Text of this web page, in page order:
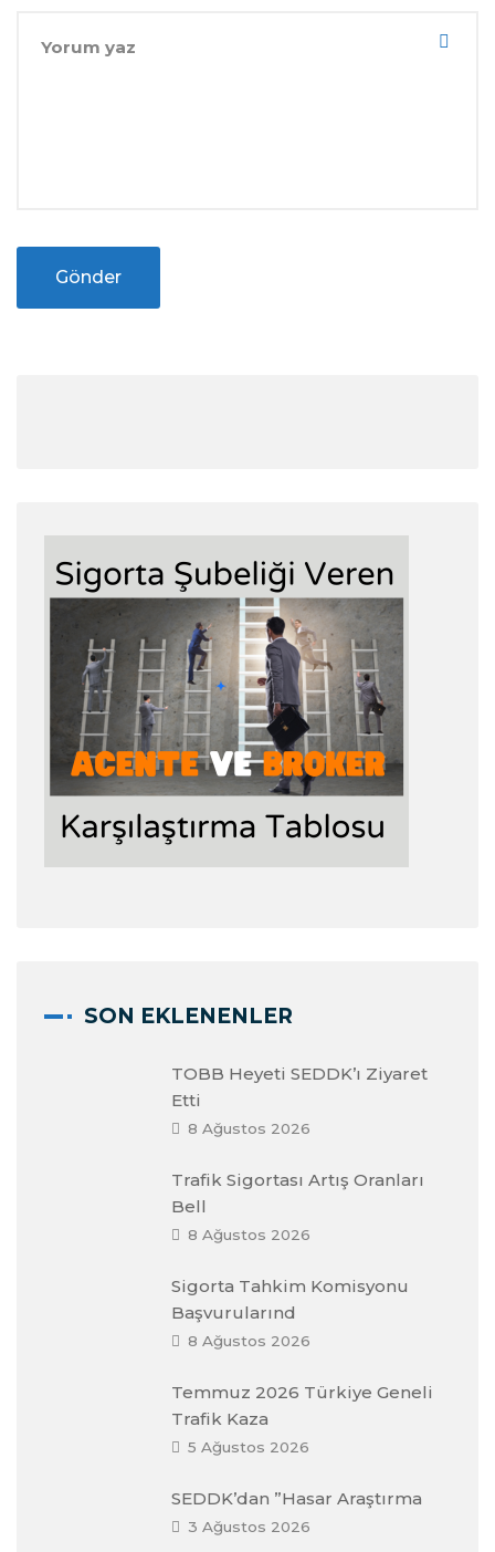
SON EKLENENLER
TOBB Heyeti SEDDK’ı Ziyaret
Etti
8 Ağustos 2026
Trafik Sigortası Artış Oranları
Bell
8 Ağustos 2026
Sigorta Tahkim Komisyonu
Başvurularınd
8 Ağustos 2026
Temmuz 2026 Türkiye Geneli
Trafik Kaza
5 Ağustos 2026
SEDDK’dan ”Hasar Araştırma
3 Ağustos 2026